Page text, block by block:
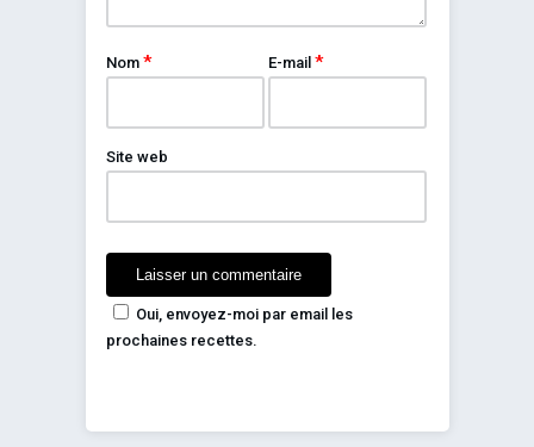
Nom * E-mail*
Site web
Oui, envoyez-moi par email les
prochaines recettes.